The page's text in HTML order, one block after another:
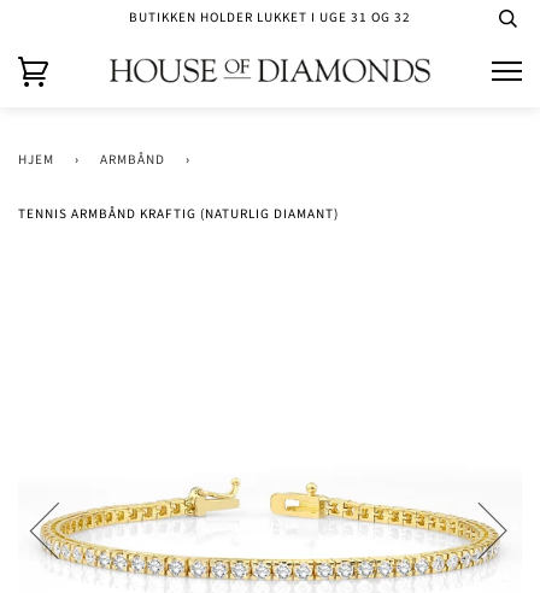
BUTIKKEN HOLDER LUKKET I UGE 31 OG 32
HJEM › ARMBÅND ›
TENNIS ARMBÅND KRAFTIG (NATURLIG DIAMANT)